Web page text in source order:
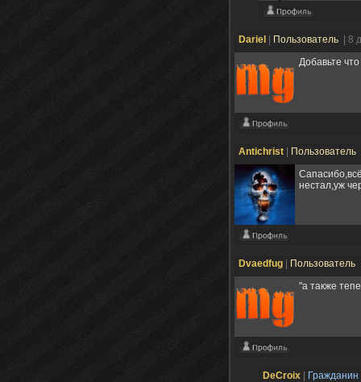
Dariel Пользователь
| 8
Добавьте
Antichrist Пользователь
нестал,уж
Dvaedfug Пользователь
"а также
DeCroix Гражданин